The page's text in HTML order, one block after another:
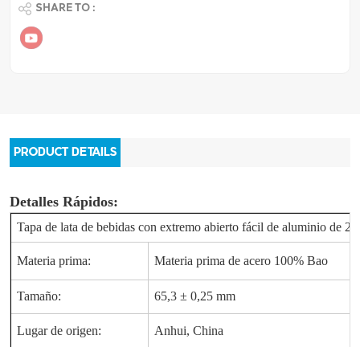
SHARE TO :
PRODUCT DETAILS
Detalles Rápidos:
Tapa de lata de bebidas con extremo abierto fácil de aluminio de
Materia prima: Materia prima de acero 100% Bao
Tamaño: 65,3 ± 0,25 mm
Lugar de origen: Anhui, China